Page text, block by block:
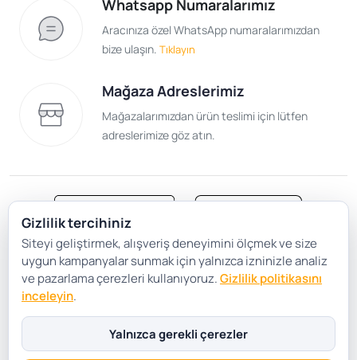
Whatsapp Numaralarımız
Aracınıza özel WhatsApp numaralarımızdan
bize ulaşın. Tıklayın
Mağaza Adreslerimiz
Mağazalarımızdan ürün teslimi için lütfen
adreslerimize göz atın.
Satış Sözleşmesi
Gizlilik ve Güvenlik
Gizlilik Politikası
Çerez Tercihleri
Gizlilik tercihiniz
Siteyi geliştirmek, alışveriş deneyimini ölçmek ve size
uygun kampanyalar sunmak için yalnızca izninizle analiz
ve pazarlama çerezleri kullanıyoruz.Gizlilik politikasını
inceleyin.
Yalnızca gerekli çerezler